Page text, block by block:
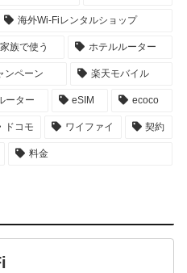
海外Wi-Fiレンタルショップ
家族で使う ホテルルーター
ンペーン 楽天モバイル
ーター eSIM ecoco
ドコモ ワイファイ 契約
料金